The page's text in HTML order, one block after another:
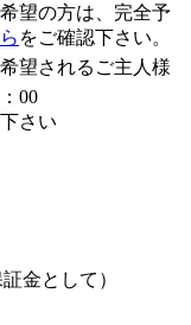
望の方は、完全予
をご確認下さい。
望されるご主人様
00
さい
金として）